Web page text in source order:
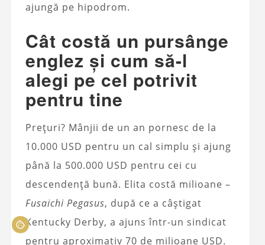
ajungă pe hipodrom.
Cât costă un pursânge
englez și cum să-l
alegi pe cel potrivit
pentru tine
Prețuri? Mânjii de un an pornesc de la
10.000 USD pentru un cal simplu și ajung
până la 500.000 USD pentru cei cu
descendență bună. Elita costă milioane –
Fusaichi Pegasus, după ce a câștigat
Kentucky Derby, a ajuns într-un sindicat
pentru aproximativ 70 de milioane USD.